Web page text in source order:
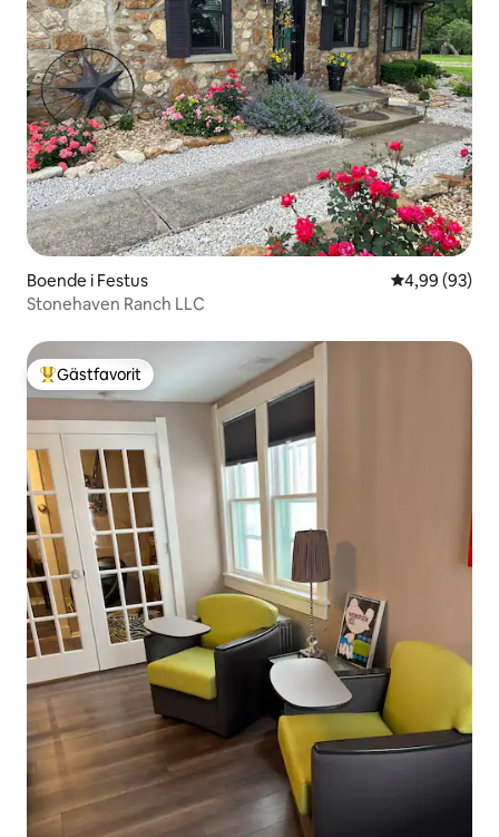
Boende i Festus 4,99 av 5 i
4,99 (93)
Stonehaven Ranch LLC
Populär gästfavorit
Gästfavorit